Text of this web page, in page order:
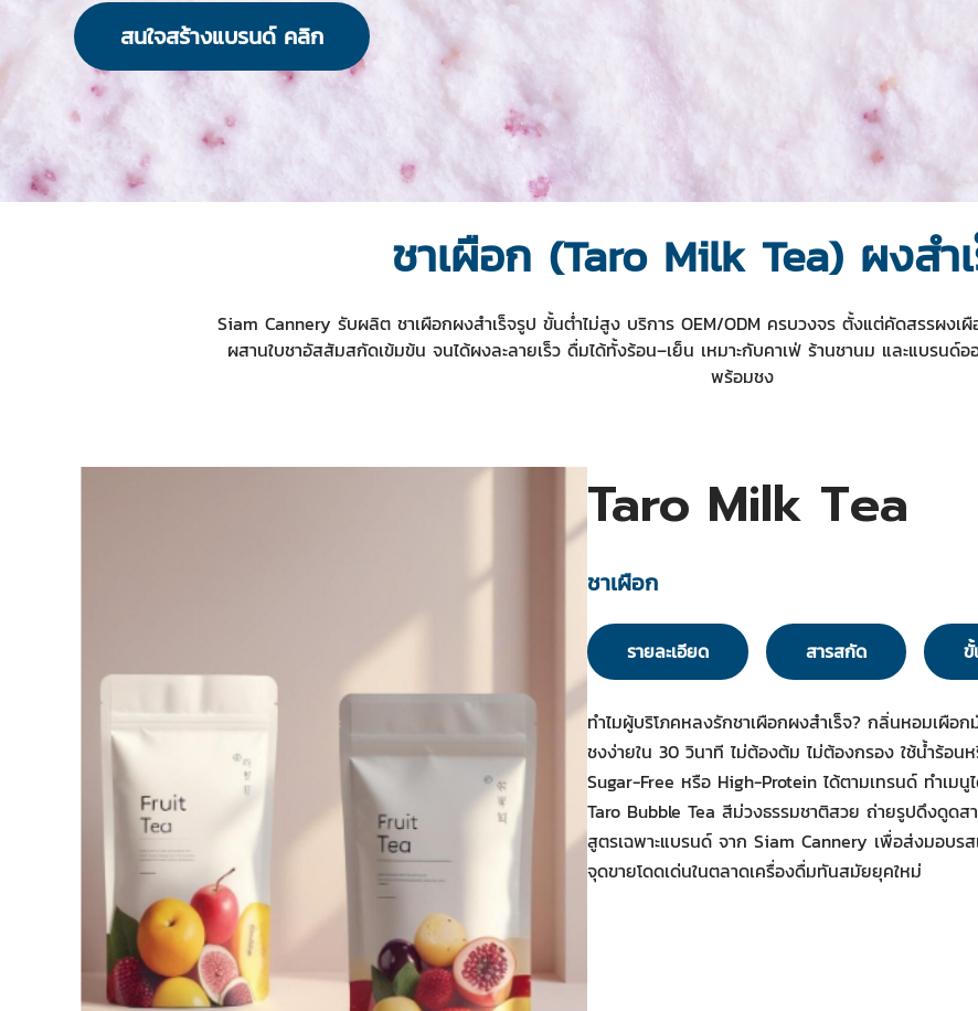
สนใจสร้างแบรนด์ คลิก
ชาเผือก (Taro Milk Tea) ผงสำ
Siam Cannery รับผลิต ชาเผือกผงสำเร็จรูป ขั้นต่ำไม่สูง บริการ OEM/ODM ครบวงจร ตั้งแต่คัดสรรผง
ผสานใบชาอัสสัมสกัดเข้มข้น จนได้ผงละลายเร็ว ดื่มได้ทั้งร้อน–เย็น เหมาะกับคาเฟ่ ร้านชานม และแบรนด์
พร้อมชง
Taro Milk Tea
ชาเผือก
รายละเอียด สารสกัด
ทำไมผู้บริโภคหลงรักชาเผือกผงสำเร็จ? กลิ่นหอมเผื
ชงง่ายใน 30 วินาที ไม่ต้องต้ม ไม่ต้องกรอง ใช้น้ำร้อน
Sugar-Free หรือ High-Protein ได้ตามเทรนด์ ทำเม
Taro Bubble Tea สีม่วงธรรมชาติสวย ถ่ายรูปดึงดูดส
สูตรเฉพาะแบรนด์ จาก Siam Cannery เพื่อส่งมอบ
จุดขายโดดเด่นในตลาดเครื่องดื่มทันสมัยยุคใหม่